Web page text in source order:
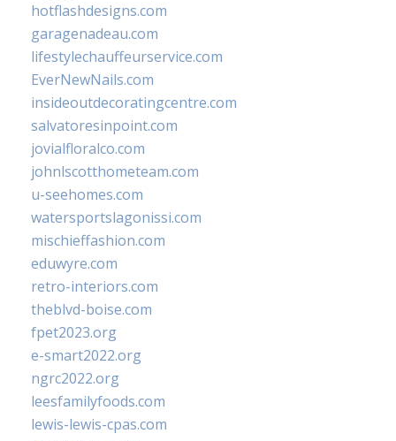
hotflashdesigns.com
garagenadeau.com
lifestylechauffeurservice.com
EverNewNails.com
insideoutdecoratingcentre.com
salvatoresinpoint.com
jovialfloralco.com
johnlscotthometeam.com
u-seehomes.com
watersportslagonissi.com
mischieffashion.com
eduwyre.com
retro-interiors.com
theblvd-boise.com
fpet2023.org
e-smart2022.org
ngrc2022.org
leesfamilyfoods.com
lewis-lewis-cpas.com